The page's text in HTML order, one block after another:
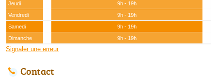
Jeudi
9h - 19h
Vendredi
9h - 19h
Samedi
9h - 19h
Dimanche
9h - 19h
Signaler une erreur
Contact